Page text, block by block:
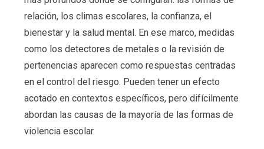
relación, los climas escolares, la confianza, el
bienestar y la salud mental. En ese marco, medidas
como los detectores de metales o la revisión de
pertenencias aparecen como respuestas centradas
en el control del riesgo. Pueden tener un efecto
acotado en contextos específicos, pero difícilmente
abordan las causas de la mayoría de las formas de
violencia escolar.